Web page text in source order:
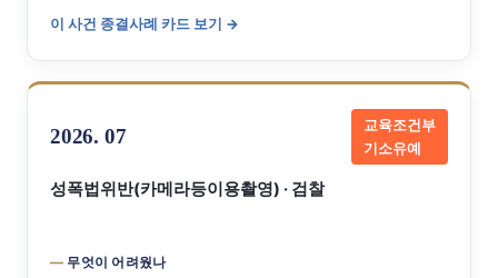
이 사건 종결사례 카드 보기 →
2026. 07
교육조건부
기소유예
성폭법위반(카메라등이용촬영) · 검찰
무엇이 어려웠나